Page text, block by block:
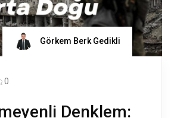
Görkem Berk Gedikli
0
Denklem: